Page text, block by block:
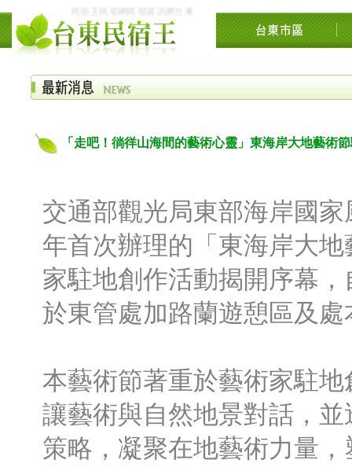
民宿王民宿網民宿資訊網台東花東花蓮綠島民宿住宿旅遊景點交流網
「走吧！徜徉山海間的藝術心靈」東海岸大地藝術
交通部觀光局東部海岸國
年首次辦理的「東海岸大
家駐地創作活動揭開序幕
於東管處加路蘭遊憩區及
本藝術節著重於藝術家駐
讓藝術與自然地景對話，
策略，凝聚在地藝術力量